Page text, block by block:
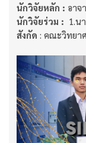
นักวิจัยหลัก : อาจ
นักวิจัยร่วม : 1.น
สังกัด : คณะวิทยา